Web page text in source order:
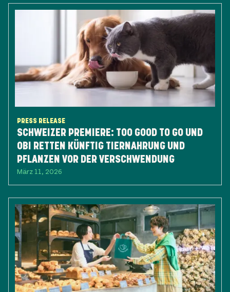
PRESS RELEASE
SCHWEIZER PREMIERE: TOO GOOD TO GO UND
OBI RETTEN KÜNFTIG TIERNAHRUNG UND
PFLANZEN VOR DER VERSCHWENDUNG
März 11, 2026